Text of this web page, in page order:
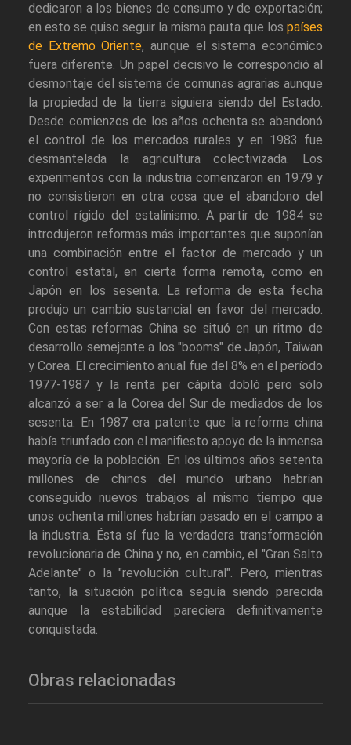
dedicaron a los bienes de consumo y de exportación;
en esto se quiso seguir la misma pauta que los países
de Extremo Oriente, aunque el sistema económico
fuera diferente. Un papel decisivo le correspondió al
desmontaje del sistema de comunas agrarias aunque
la propiedad de la tierra siguiera siendo del Estado.
Desde comienzos de los años ochenta se abandonó
el control de los mercados rurales y en 1983 fue
desmantelada la agricultura colectivizada. Los
experimentos con la industria comenzaron en 1979 y
no consistieron en otra cosa que el abandono del
control rígido del estalinismo. A partir de 1984 se
introdujeron reformas más importantes que suponían
una combinación entre el factor de mercado y un
control estatal, en cierta forma remota, como en
Japón en los sesenta. La reforma de esta fecha
produjo un cambio sustancial en favor del mercado.
Con estas reformas China se situó en un ritmo de
desarrollo semejante a los "booms" de Japón, Taiwan
y Corea. El crecimiento anual fue del 8% en el período
1977-1987 y la renta per cápita dobló pero sólo
alcanzó a ser a la Corea del Sur de mediados de los
sesenta. En 1987 era patente que la reforma china
había triunfado con el manifiesto apoyo de la inmensa
mayoría de la población. En los últimos años setenta
millones de chinos del mundo urbano habrían
conseguido nuevos trabajos al mismo tiempo que
unos ochenta millones habrían pasado en el campo a
la industria. Ésta sí fue la verdadera transformación
revolucionaria de China y no, en cambio, el "Gran Salto
Adelante" o la "revolución cultural". Pero, mientras
tanto, la situación política seguía siendo parecida
aunque la estabilidad pareciera definitivamente
conquistada.
Obras relacionadas